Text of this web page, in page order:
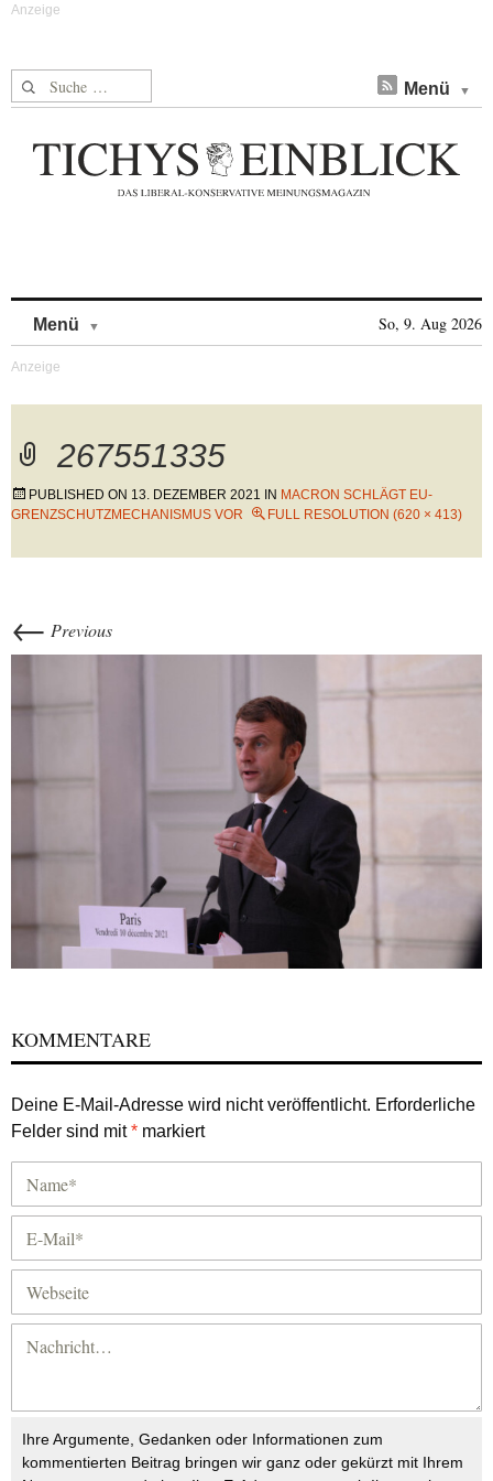
Suche nach: Menü
Menü So, 9. Aug 2026
267551335
PUBLISHED ON 13. DEZEMBER 2021 IN MACRON SCHLÄGT EU-
GRENZSCHUTZMECHANISMUS VOR
FULL RESOLUTION (620 × 413)
← Previous
KOMMENTARE
Deine E-Mail-Adresse wird nicht veröffentlicht. Erforderliche
Felder sind mit* markiert
Ihre Argumente, Gedanken oder Informationen zum
kommentierten Beitrag bringen wir ganz oder gekürzt mit Ihrem